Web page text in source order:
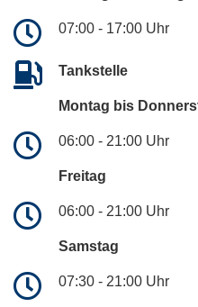
07:00 - 17:00 Uhr
Tankstelle
Montag bis
06:00 - 21:00 Uhr
Freitag
06:00 - 21:00 Uhr
Samstag
07:30 - 21:00 Uhr